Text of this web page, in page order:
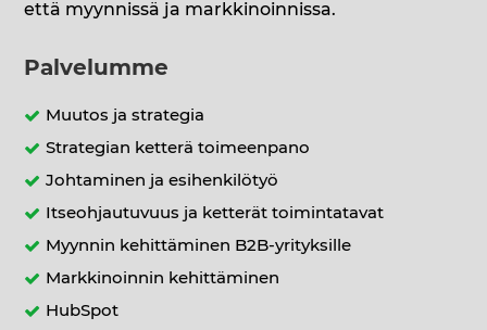
että myynnissä ja markkinoinnissa.
Palvelumme
Muutos ja strategia
Strategian ketterä toimeenpano
Johtaminen ja esihenkilötyö
Itseohjautuvuus ja ketterät toimintatavat
Myynnin kehittäminen B2B-yrityksille
Markkinoinnin kehittäminen
HubSpot